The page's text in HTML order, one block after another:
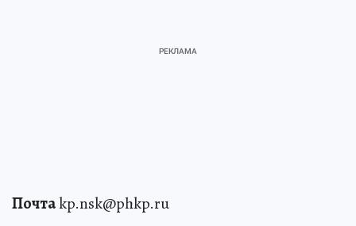
Почтаkp.nsk@phkp.ru